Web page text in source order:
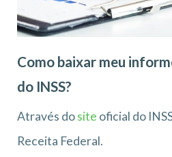
Como baixar meu
do INSS?
Através dosite oficial do
Receita Federal.